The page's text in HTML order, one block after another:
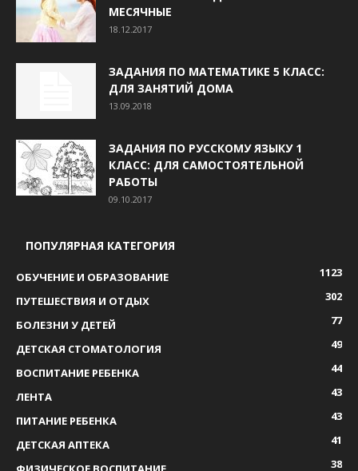
МЕСЯЧНЫЕ
18.12.2017
ЗАДАНИЯ ПО МАТЕМАТИКЕ 5 КЛАСС:
ДЛЯ ЗАНЯТИЙ ДОМА
13.09.2018
ЗАДАНИЯ ПО РУССКОМУ ЯЗЫКУ 1
КЛАСС: ДЛЯ САМОСТОЯТЕЛЬНОЙ
РАБОТЫ
09.10.2017
ПОПУЛЯРНАЯ КАТЕГОРИЯ
ОБУЧЕНИЕ И ОБРАЗОВАНИЕ
1123
ПУТЕШЕСТВИЯ И ОТДЫХ
302
БОЛЕЗНИ У ДЕТЕЙ
77
ДЕТСКАЯ СТОМАТОЛОГИЯ
49
ВОСПИТАНИЕ РЕБЕНКА
44
ЛЕНТА
43
ПИТАНИЕ РЕБЕНКА
43
ДЕТСКАЯ АПТЕКА
41
38